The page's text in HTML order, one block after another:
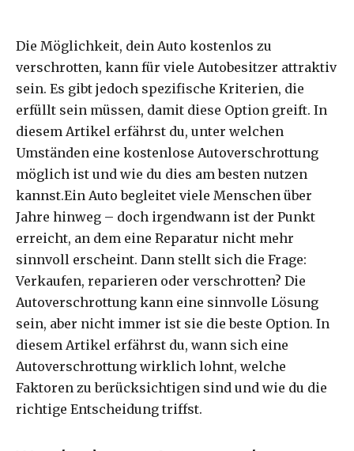
Die Möglichkeit, dein Auto kostenlos zu
verschrotten, kann für viele Autobesitzer attraktiv
sein. Es gibt jedoch spezifische Kriterien, die
erfüllt sein müssen, damit diese Option greift. In
diesem Artikel erfährst du, unter welchen
Umständen eine kostenlose Autoverschrottung
möglich ist und wie du dies am besten nutzen
kannst.Ein Auto begleitet viele Menschen über
Jahre hinweg – doch irgendwann ist der Punkt
erreicht, an dem eine Reparatur nicht mehr
sinnvoll erscheint. Dann stellt sich die Frage:
Verkaufen, reparieren oder verschrotten? Die
Autoverschrottung kann eine sinnvolle Lösung
sein, aber nicht immer ist sie die beste Option. In
diesem Artikel erfährst du, wann sich eine
Autoverschrottung wirklich lohnt, welche
Faktoren zu berücksichtigen sind und wie du die
richtige Entscheidung triffst.